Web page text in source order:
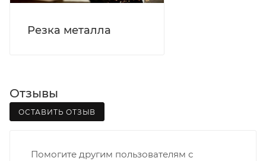
доставки оплачивается покупателем в полном
Резка металла
Отзывы
ОСТАВИТЬ ОТЗЫВ
Помогите другим пользователям с